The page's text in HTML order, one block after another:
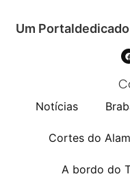
Um
Notícias
Cortes do
A bordo do